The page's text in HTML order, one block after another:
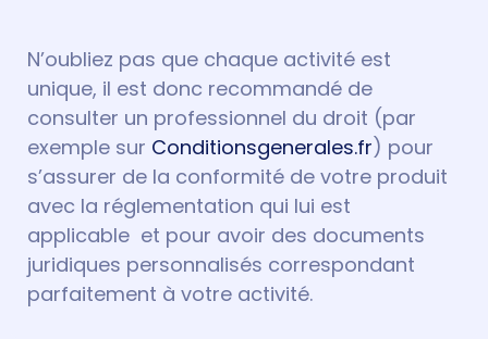
N’oubliez pas que chaque activité est
unique, il est donc recommandé de
consulter un professionnel du droit (par
exemple sur Conditionsgenerales.fr) pour
s’assurer de la conformité de votre produit
avec la réglementation qui lui est
applicable et pour avoir des documents
juridiques personnalisés correspondant
parfaitement à votre activité.